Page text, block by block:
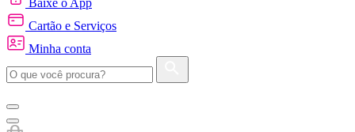
Cartão e Serviços
Minha conta